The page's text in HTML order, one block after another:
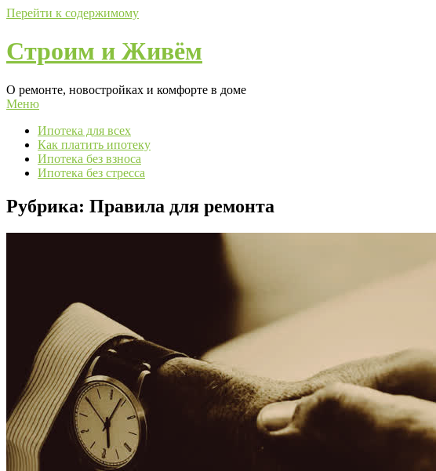
Перейти к содержимому
Строим и Живём
О ремонте, новостройках и комфорте в доме
Меню
Ипотека для всех
Как платить ипотеку
Ипотека без взноса
Ипотека без стресса
Рубрика: Правила для ремонта